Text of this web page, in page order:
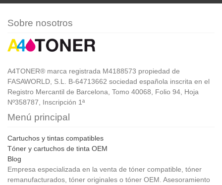
Sobre nosotros
A4TONER® marca registrada M4188573 propiedad de
FASAWORLD, S.L. B-64713662 sociedad española inscrita en el
Registro Mercantil de Barcelona, Tomo 40068, Folio 94, Hoja
Nº358787, Inscripción 1ª
Menú principal
Cartuchos y tintas compatibles
Tóner y cartuchos de tinta OEM
Blog
Empresa especializada en la venta de tóner compatible, tóner
remanufacturados, tóner originales o tóner OEM. Asesoramiento